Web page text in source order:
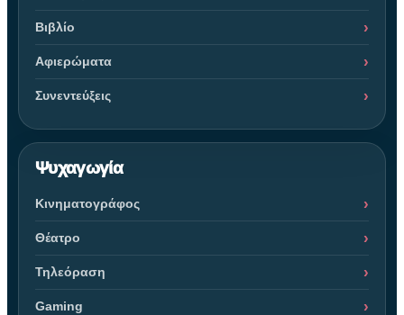
Βιβλίο
Αφιερώματα
Συνεντεύξεις
Ψυχαγωγία
Κινηματογράφος
Θέατρο
Τηλεόραση
Gaming